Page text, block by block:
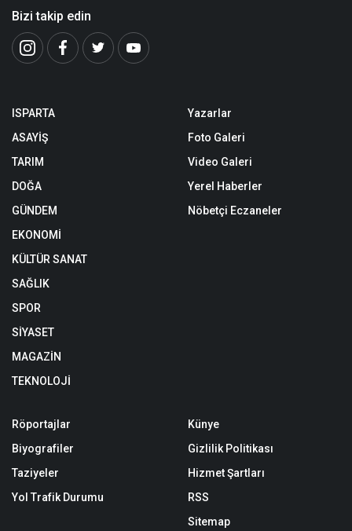
Bizi takip edin
ISPARTA
ASAYİŞ
TARIM
DOĞA
GÜNDEM
EKONOMİ
KÜLTÜR SANAT
SAĞLIK
SPOR
SİYASET
MAGAZİN
TEKNOLOJİ
Yazarlar
Foto Galeri
Video Galeri
Yerel Haberler
Nöbetçi Eczaneler
Röportajlar
Biyografiler
Taziyeler
Yol Trafik Durumu
Künye
Gizlilik Politikası
Hizmet Şartları
RSS
Sitemap